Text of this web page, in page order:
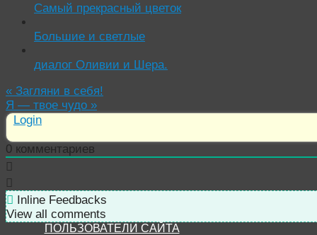
Самый прекрасный цветок
Большие и светлые
диалог Оливии и Шера.
« Загляни в себя!
Я — твое чудо »
Login
0 комментариев
Inline Feedbacks
View all comments
ПОЛЬЗОВАТЕЛИ САЙТА